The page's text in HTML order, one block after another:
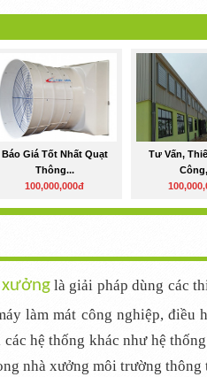
Báo Giá Tốt Nhất Quạt
Thông...
100,000,000đ
Tư Vấn,
ởnglà giải pháp dùng các
làm mát công nghiệp, điều
hệ thống khác như hệ
nhà xưởng môi trường thông